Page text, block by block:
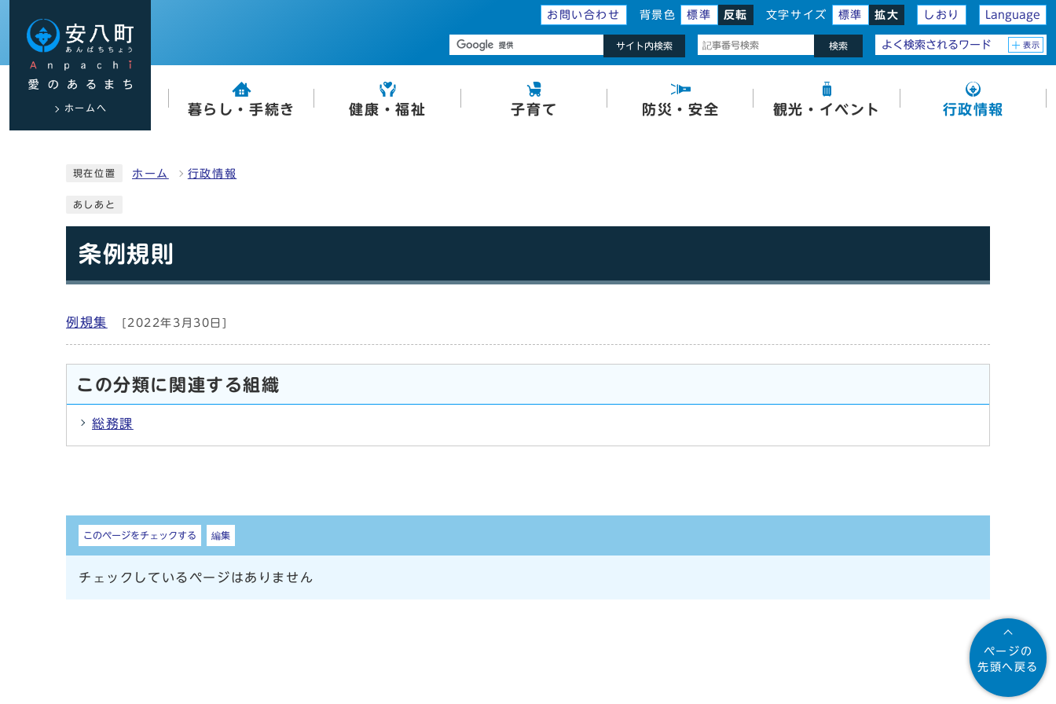
お問い合わせ 背景色 標準 反転 文字サイズ 標準 拡大 しおり Language
ホームへ
サイト内検索 検索 よく検索されるワード 表示
暮らし・手続き 健康・福祉 子育て 防災・安全 観光・イベント 行政情報
現在位置 ホーム 行政情報
あしあと
条例規則
例規集 [2022年3月30日]
この分類に関連する組織
総務課
しおり
このページをチェックする 編集
チェックしているページはありません
ページの
先頭へ戻る